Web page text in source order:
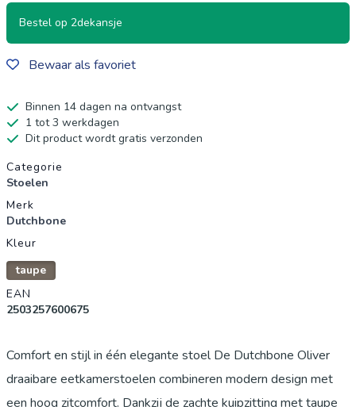
Bestel op 2dekansje
Bewaar als favoriet
Binnen 14 dagen na ontvangst
1 tot 3 werkdagen
Dit product wordt gratis verzonden
Productgegevens
Categorie
Stoelen
Merk
Dutchbone
Kleur
taupe
EAN
2503257600675
Comfort en stijl in één elegante stoel De Dutchbone Oliver
draaibare eetkamerstoelen combineren modern design met
een hoog zitcomfort. Dankzij de zachte kuipzitting met taupe